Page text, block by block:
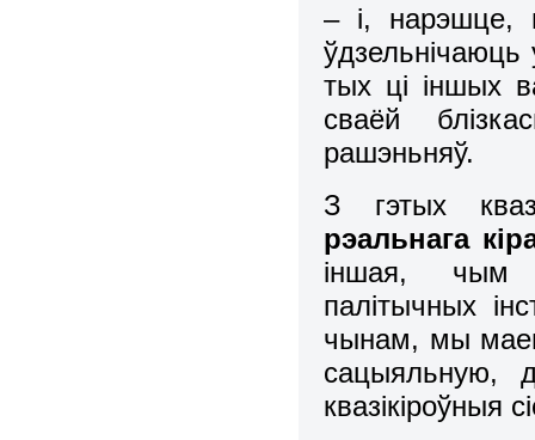
– і, нарэшце,
ўдзельнічаюць
тых ці іншых
сваёй
рашэньняў.
З гэтых
рэальнага
іншая, чым
палітычных
чынам, мы
сацыяльную,
квазікіроўныя